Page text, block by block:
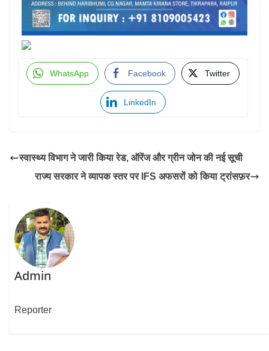
WhatsApp Facebook Twitter
LinkedIn
स्वास्थ्य विभाग ने जारी किया रेड, ऑरेंज और ग्रीन जोन की नई सूची
राज्य सरकार ने व्यापक स्तर पर IFS अफसरों को किया ट्रांसफ़र
Admin
Reporter